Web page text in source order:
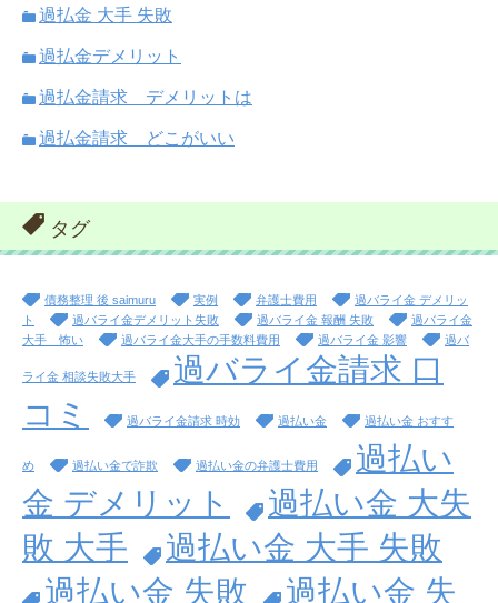
過払金 大手 失敗
過払金デメリット
過払金請求 デメリットは
過払金請求 どこがいい
タグ
債務整理 後 saimuru 実例 弁護士費用
過バライ金 デメリッ
ト
過バライ金デメリット失敗 過バライ金 報酬 失敗
過バライ金
大手 怖い
過バライ金大手の手数料費用 過バライ金 影響 過バ
ライ金 相談失敗大手
過バライ金請求 口
コミ
過バライ金請求 時効 過払い金 過払い金 おすす
め 過払い金で詐欺 過払い金の弁護士費用
過払い
金 デメリット
過払い金 大失
敗 大手
過払い金 大手 失敗
過払い金 失敗
過払い金 失